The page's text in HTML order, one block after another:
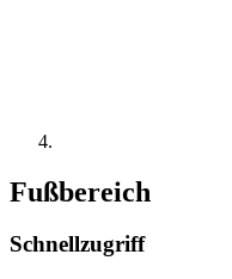
Fußbereich
Schnellzugriff